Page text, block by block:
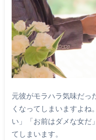
元彼がモラハラ気味だっ
くなってしまいますよね
い」「お前はダメな女だ
てしまいます。